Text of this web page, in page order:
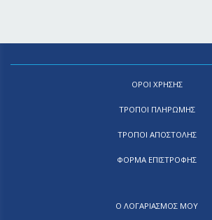
ΟΡΟΙ ΧΡΗΣΗΣ
ΤΡΟΠΟΙ ΠΛΗΡΩΜΗΣ
ΤΡΟΠΟΙ ΑΠΟΣΤΟΛΗΣ
ΦΟΡΜΑ ΕΠΙΣΤΡΟΦΗΣ
Ο ΛΟΓΑΡΙΑΣΜΟΣ ΜΟΥ